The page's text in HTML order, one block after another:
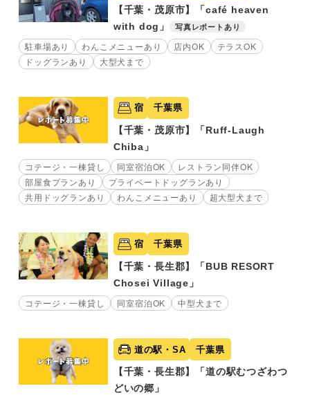
【千葉・茂原市】「café heaven
with dog」
写真レポートあり
駐車場あり わんこメニューあり 店内OK
テラスOK
ドッグランあり
大型犬まで
宿 千葉県
【千葉・茂原市】「Ruff-Laugh
Chiba」
コテージ・一棟貸し 同室宿泊OK
レストラン同伴OK
部屋食プランあり
プライベートドッグランあり
共用ドッグランあり
わんこメニューあり 超大型犬まで
宿 千葉県
【千葉・長生郡】「BUB RESORT
Chosei Village」
コテージ・一棟貸し 同室宿泊OK 中型犬まで
道の駅・SA 千葉県
【千葉・長生郡】「道の駅むつざわつ
どいの郷」